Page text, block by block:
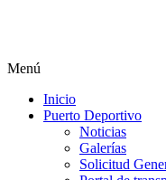
Menú
Inicio
Puerto Deportivo
Noticias
Galerías
Solicitud